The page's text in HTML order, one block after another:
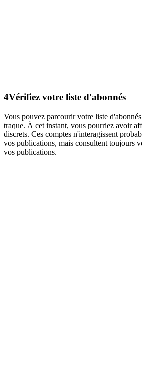
4Vérifiez votre liste d'abonnés
Vous pouvez parcourir votre liste
traque. À cet instant, vous pourriez avoir
discrets. Ces comptes n'interagissent
vos publications, mais consultent toujours
vos publications.